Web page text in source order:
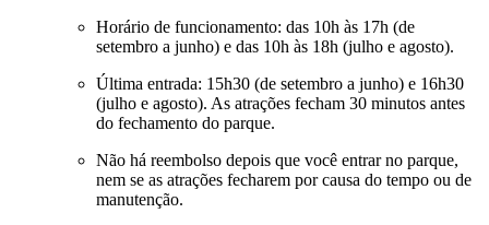
Horário de funcionamento: das 10h às 17h (de
setembro a junho) e das 10h às 18h (julho e agosto).
Última entrada: 15h30 (de setembro a junho) e 16h30
(julho e agosto). As atrações fecham 30 minutos antes
do fechamento do parque.
Não há reembolso depois que você entrar no parque,
nem se as atrações fecharem por causa do tempo ou de
manutenção.